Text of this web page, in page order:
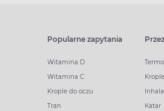
Popularne zapytania
Witamina D
Witamina C
Krople do oczu
Tran
Katar